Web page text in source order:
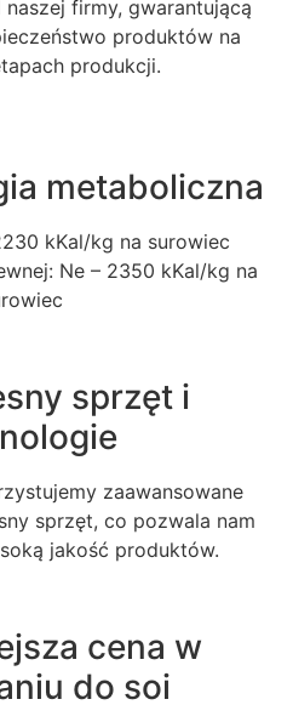
firmy, gwarantującą
produktów na
produkcji.
metaboliczna
kKal/kg na surowiec
Ne – 2350 kKal/kg na
sprzęt i
zaawansowane
sprzęt, co pozwala nam
jakość produktów.
cena w
do soi